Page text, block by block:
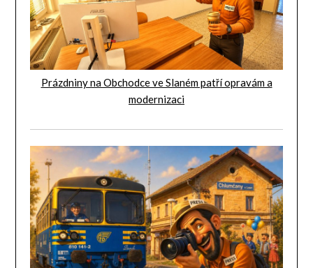
Prázdniny na Obchodce ve Slaném patří opravám a
modernizaci